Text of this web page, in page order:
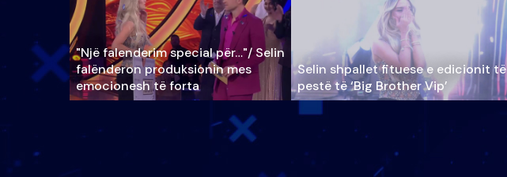
"Një falenderim special për…"/ Selin
falënderon produksionin mes
emocionesh të forta
Selin shpallet fituese e edicionit të
pestë të ‘Big Brother Vip’